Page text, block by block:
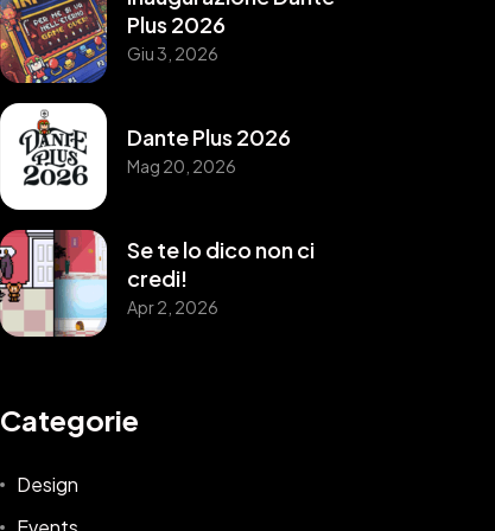
Plus 2026
Giu 3, 2026
Dante Plus 2026
Mag 20, 2026
Se te lo dico non ci
credi!
Apr 2, 2026
Categorie
Design